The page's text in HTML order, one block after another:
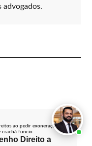
Direito a